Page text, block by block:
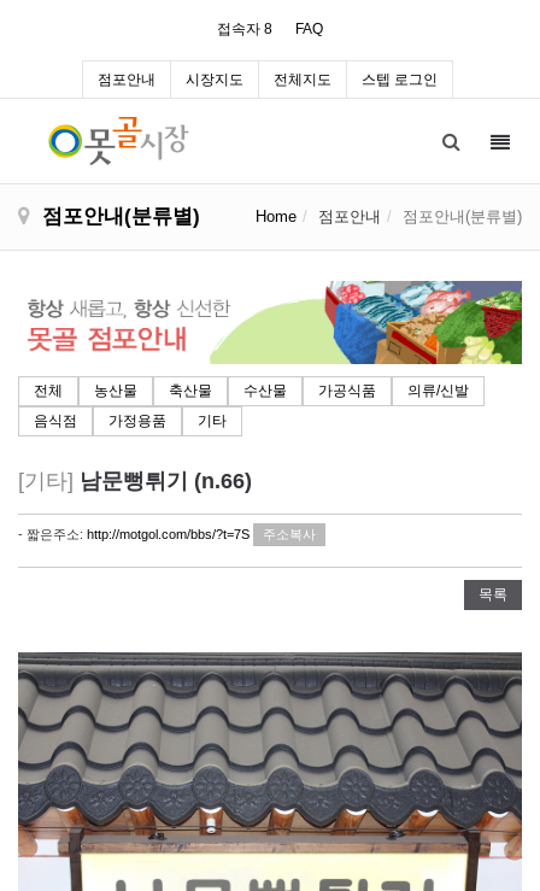
접속자 8 FAQ
점포안내 시장지도 전체지도 스텝 로그인
점포안내(분류별) Home 점포안내 점포안내(분류별)
전체 농산물 축산물 수산물 가공식품
의류/신발
음식점
가정용품 기타
[기타] 남문뻥튀기 (n.66)
- 짧은주소: http://motgol.com/bbs/?t=7S 주소복사
목록